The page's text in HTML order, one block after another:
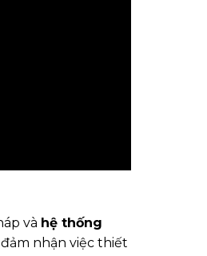
và hệ thống
nhận việc thiết